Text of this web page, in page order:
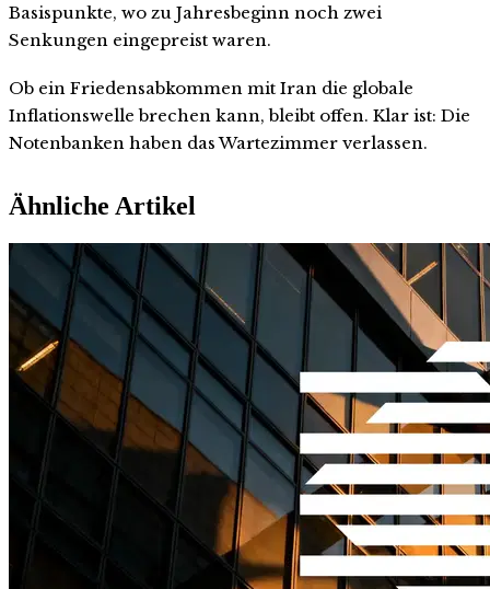
Basispunkte, wo zu Jahresbeginn noch zwei
Senkungen eingepreist waren.
Ob ein Friedensabkommen mit Iran die globale
Inflationswelle brechen kann, bleibt offen. Klar ist: Die
Notenbanken haben das Wartezimmer verlassen.
Ähnliche Artikel